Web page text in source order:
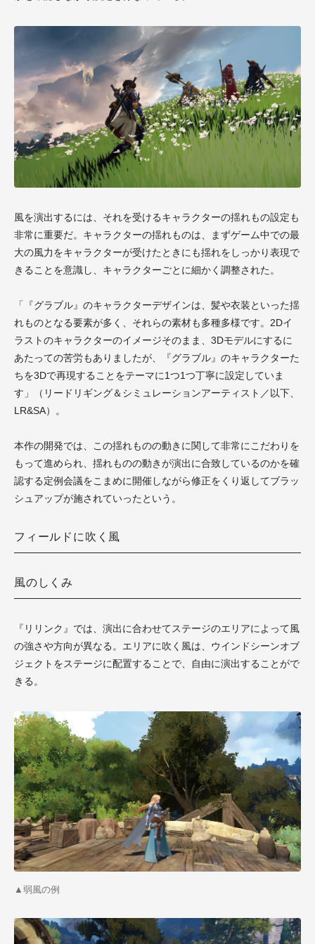
風を演出するには、それを受けるキャラクターの揺れもの設定も
非常に重要だ。キャラクターの揺れものは、まずゲーム中での最
大の風力をキャラクターが受けたときにも揺れをしっかり表現で
きることを意識し、キャラクターごとに細かく調整された。
「『グラブル』のキャラクターデザインは、髪や衣装といった揺
れものとなる要素が多く、それらの素材も多種多様です。2Dイ
ラストのキャラクターのイメージそのまま、3Dモデルにするに
あたっての苦労もありましたが、『グラブル』のキャラクターた
ちを3Dで再現することをテーマに1つ1つ丁寧に設定していま
す」（リードリギング＆シミュレーションアーティスト／以下、
LR&SA）。
本作の開発では、この揺れものの動きに関して非常にこだわりを
もって進められ、揺れものの動きが演出に合致しているのかを確
認する定例会議をこまめに開催しながら修正をくり返してブラッ
シュアップが施されていったという。
フィールドに吹く風
風のしくみ
『リリンク』では、演出に合わせてステージのエリアによって風
の強さや方向が異なる。エリアに吹く風は、ウインドシーンオブ
ジェクトをステージに配置することで、自由に演出することがで
きる。
▲弱風の例